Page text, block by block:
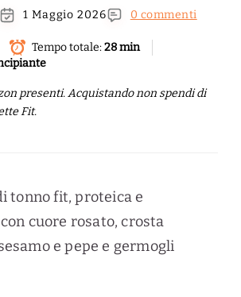
1 Maggio 2026 0 commenti
Tempo totale:28 min
presenti. Acquistando non spendi di
Fit.
tonno fit, proteica e
cuore rosato, crosta
e pepe e germogli